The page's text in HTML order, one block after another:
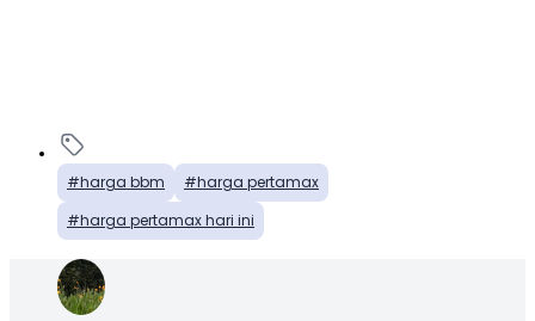
harga bbm
harga pertamax
harga pertamax hari ini